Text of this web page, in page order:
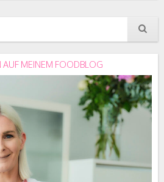
MEINEM FOODBLOG